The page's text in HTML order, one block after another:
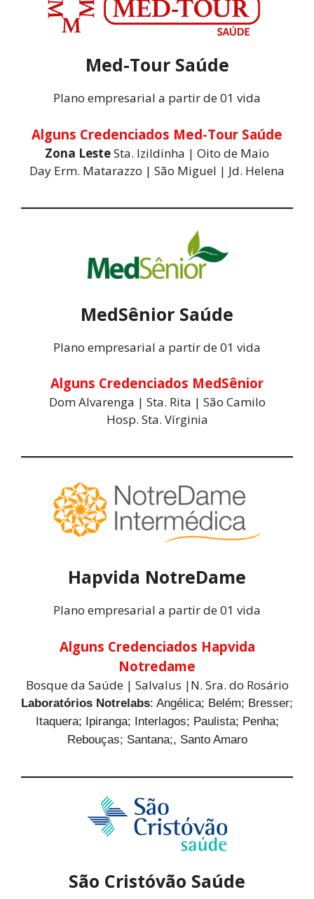
Med-Tour Saúde
Plano empresarial a partir de 01 vida
Alguns Credenciados Med-Tour Saúde
Zona LesteSta. Izildinha | Oito de Maio
Day Erm. Matarazzo | São Miguel | Jd. Helena
MedSênior Saúde
Plano empresarial a partir de 01 vida
Alguns Credenciados MedSênior
Dom Alvarenga | Sta. Rita | São Camilo
Hosp. Sta. Vírginia
Hapvida NotreDame
Plano empresarial a partir de 01 vida
Alguns Credenciados Hapvida
Notredame
Bosque da Saúde | Salvalus |N. Sra. do Rosário
Laboratórios Notrelabs: Angélica; Belém; Bresser;
Itaquera; Ipiranga; Interlagos; Paulista; Penha;
Rebouças; Santana;, Santo Amaro
São Cristóvão Saúde